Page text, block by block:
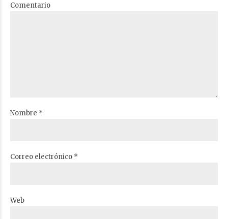
Comentario
Nombre *
Correo electrónico *
Web